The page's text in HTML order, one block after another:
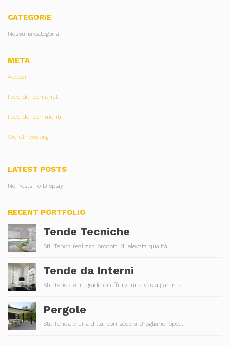
CATEGORIE
Nessuna categoria
META
Accedi
Feed dei contenuti
Feed dei commenti
WordPress.org
LATEST POSTS
No Posts To Display
RECENT PORTFOLIO
Tende Tecniche
Stil Tenda realizza prodotti di elevata qualità, ...
Tende da Interni
Stil Tenda è in grado di offrirvi una vasta gamma...
Pergole
Stil Tenda è una ditta, con sede a Brogliano, ope...